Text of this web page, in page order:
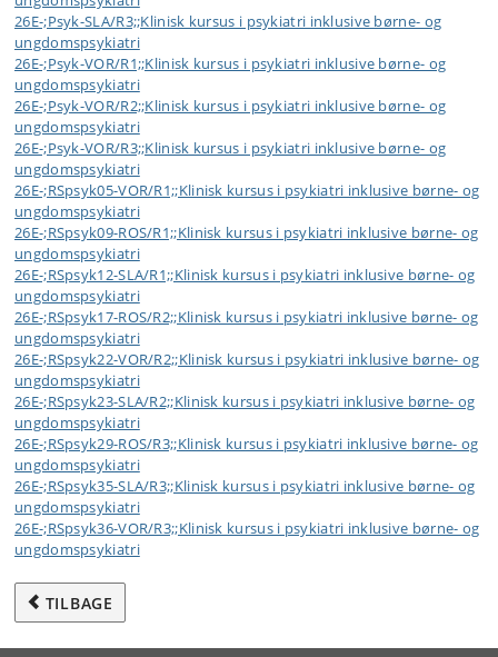
26E-;Psyk-SLA/R3;;Klinisk kursus i psykiatri inklusive børne- og
ungdomspsykiatri
26E-;Psyk-VOR/R1;;Klinisk kursus i psykiatri inklusive børne- og
ungdomspsykiatri
26E-;Psyk-VOR/R2;;Klinisk kursus i psykiatri inklusive børne- og
ungdomspsykiatri
26E-;Psyk-VOR/R3;;Klinisk kursus i psykiatri inklusive børne- og
ungdomspsykiatri
26E-;RSpsyk05-VOR/R1;;Klinisk kursus i psykiatri inklusive børne- og
ungdomspsykiatri
26E-;RSpsyk09-ROS/R1;;Klinisk kursus i psykiatri inklusive børne- og
ungdomspsykiatri
26E-;RSpsyk12-SLA/R1;;Klinisk kursus i psykiatri inklusive børne- og
ungdomspsykiatri
26E-;RSpsyk17-ROS/R2;;Klinisk kursus i psykiatri inklusive børne- og
ungdomspsykiatri
26E-;RSpsyk22-VOR/R2;;Klinisk kursus i psykiatri inklusive børne- og
ungdomspsykiatri
26E-;RSpsyk23-SLA/R2;;Klinisk kursus i psykiatri inklusive børne- og
ungdomspsykiatri
26E-;RSpsyk29-ROS/R3;;Klinisk kursus i psykiatri inklusive børne- og
ungdomspsykiatri
26E-;RSpsyk35-SLA/R3;;Klinisk kursus i psykiatri inklusive børne- og
ungdomspsykiatri
26E-;RSpsyk36-VOR/R3;;Klinisk kursus i psykiatri inklusive børne- og
ungdomspsykiatri
TILBAGE